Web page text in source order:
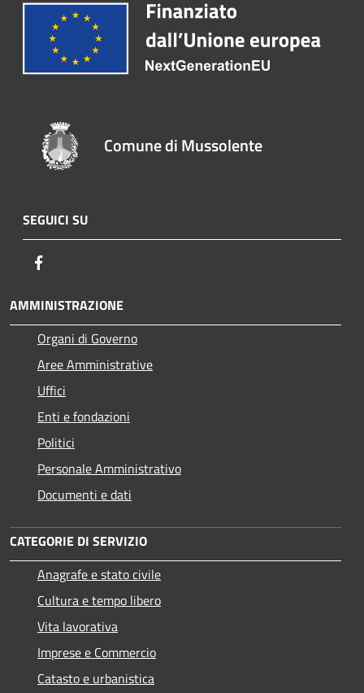
Comune di Mussolente
SEGUICI SU
AMMINISTRAZIONE
Organi di Governo
Aree Amministrative
Uffici
Enti e fondazioni
Politici
Personale Amministrativo
Documenti e dati
CATEGORIE DI SERVIZIO
Anagrafe e stato civile
Cultura e tempo libero
Vita lavorativa
Imprese e Commercio
Catasto e urbanistica